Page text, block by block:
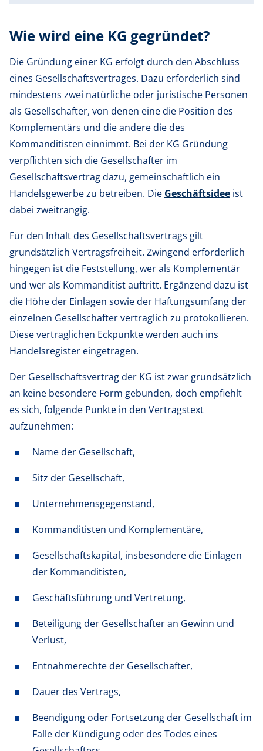
Wie wird eine KG gegründet?
Die Gründung einer KG erfolgt durch den Abschluss
eines Gesellschaftsvertrages. Dazu erforderlich sind
mindestens zwei natürliche oder juristische Personen
als Gesellschafter, von denen eine die Position des
Komplementärs und die andere die des
Kommanditisten einnimmt. Bei der KG Gründung
verpflichten sich die Gesellschafter im
Gesellschaftsvertrag dazu, gemeinschaftlich ein
Handelsgewerbe zu betreiben. Die Geschäftsidee ist
dabei zweitrangig.
Für den Inhalt des Gesellschaftsvertrags gilt
grundsätzlich Vertragsfreiheit. Zwingend erforderlich
hingegen ist die Feststellung, wer als Komplementär
und wer als Kommanditist auftritt. Ergänzend dazu ist
die Höhe der Einlagen sowie der Haftungsumfang der
einzelnen Gesellschafter vertraglich zu protokollieren.
Diese vertraglichen Eckpunkte werden auch ins
Handelsregister eingetragen.
Der Gesellschaftsvertrag der KG ist zwar grundsätzlich
an keine besondere Form gebunden, doch empfiehlt
es sich, folgende Punkte in den Vertragstext
aufzunehmen:
Name der Gesellschaft,
Sitz der Gesellschaft,
Unternehmensgegenstand,
Kommanditisten und Komplementäre,
Gesellschaftskapital, insbesondere die Einlagen
der Kommanditisten,
Geschäftsführung und Vertretung,
Beteiligung der Gesellschafter an Gewinn und
Verlust,
Entnahmerechte der Gesellschafter,
Dauer des Vertrags,
Beendigung oder Fortsetzung der Gesellschaft im
Falle der Kündigung oder des Todes eines